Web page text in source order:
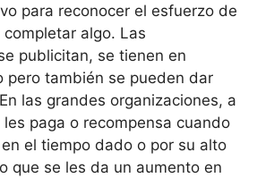
para reconocer el esfuerzo de
algo. Las
publicitan, se tienen en
pero también se pueden dar
las grandes organizaciones, a
paga o recompensa cuando
el tiempo dado o por su alto
que se les da un aumento en